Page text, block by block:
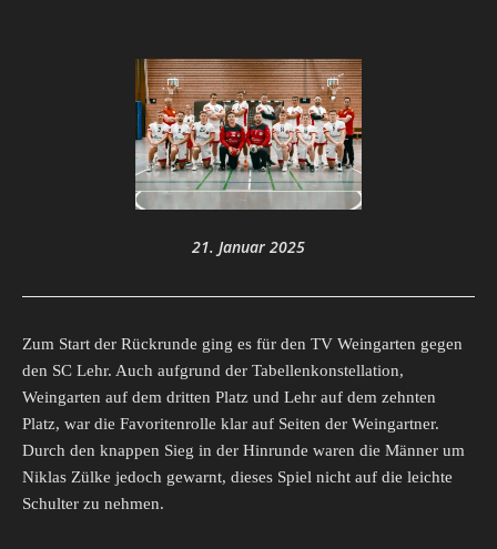
21. Januar 2025
Zum Start der Rückrunde ging es für den TV Weingarten gegen
den SC Lehr. Auch aufgrund der Tabellenkonstellation,
Weingarten auf dem dritten Platz und Lehr auf dem zehnten
Platz, war die Favoritenrolle klar auf Seiten der Weingartner.
Durch den knappen Sieg in der Hinrunde waren die Männer um
Niklas Zülke jedoch gewarnt, dieses Spiel nicht auf die leichte
Schulter zu nehmen.